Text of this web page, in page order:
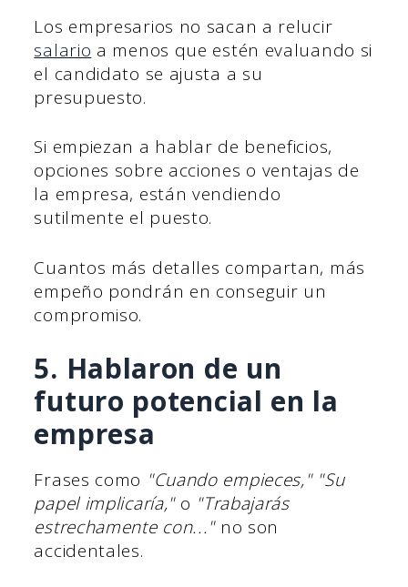
Los empresarios no sacan a relucir
salario a menos que estén evaluando si
el candidato se ajusta a su
presupuesto.
Si empiezan a hablar de beneficios,
opciones sobre acciones o ventajas de
la empresa, están vendiendo
sutilmente el puesto.
Cuantos más detalles compartan, más
empeño pondrán en conseguir un
compromiso.
5. Hablaron de un
futuro potencial en la
empresa
Frases como "Cuando empieces," "Su
papel implicaría,"o "Trabajarás
estrechamente con..."no son
accidentales.